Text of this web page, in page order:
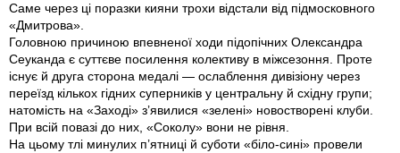
Саме через ці поразки кияни трохи відстали від підмосковного
«Дмитрова».
Головною причиною впевненої ходи підопічних Олександра
Сеуканда є суттєве посилення колективу в міжсезоння. Проте
існує й друга сторона медалі — ослаблення дивізіону через
переїзд кількох гідних суперників у центральну й східну групи;
натомість на «Заході» з’явилися «зелені» новостворені клуби.
При всій повазі до них, «Соколу» вони не рівня.
На цьому тлі минулих п’ятниці й суботи «біло-сині» провели